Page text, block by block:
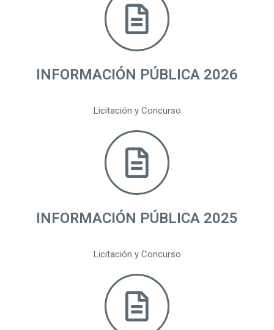
INFORMACIÓN PÚBLICA 2026
Licitación y Concurso
INFORMACIÓN PÚBLICA 2025
Licitación y Concurso